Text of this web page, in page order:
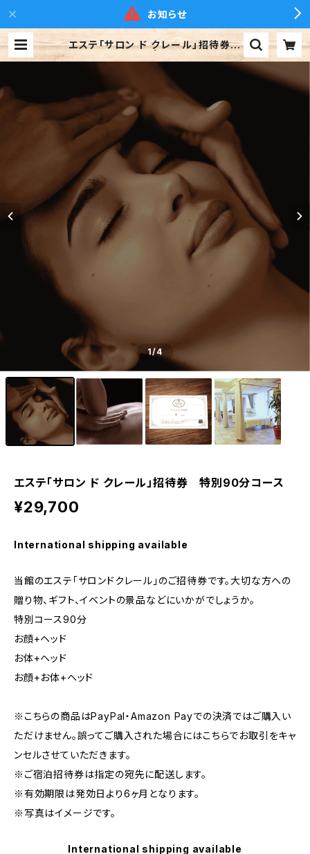
お知らせ
エステ「サロン ド クレール」招待券
suimeikan
1/4
エステ「サロン ド クレール」招待券 特別90分コース
¥29,700
International shipping available
当館のエステ「サロンドクレール」のご招待券です。大切な方への
贈り物、ギフト、イベントの景品などにいかがでしょうか。
特別コース90分
お顔+ヘッド
お体+ヘッド
お顔+お体+ヘッド
※こちらの商品はPayPal・Amazon Payでの決済ではご購入い
ただけません。誤ってご購入された場合にはこちらでお取引をキャ
ンセルさせていただきます。
※ご宿泊招待券は指定の宛先に配送します。
※有効期限は発効日より6ヶ月となります。
※写真はイメージです。
International shipping available